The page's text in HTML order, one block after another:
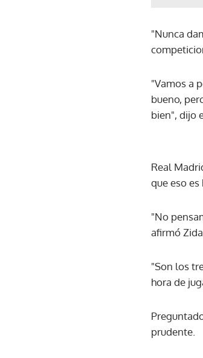
"Nunca
"Vamos a
bueno,
bien", dijo
Real
que eso es
"No
afirmó
"Son los
hora de
prudente.